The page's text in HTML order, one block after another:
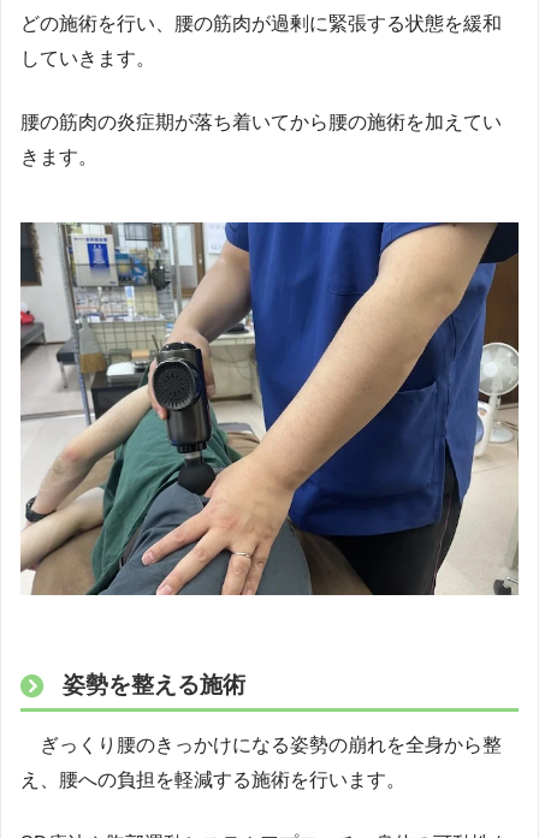
どの施術を行い、腰の筋肉が過剰に緊張する状態を緩和
していきます。
腰の筋肉の炎症期が落ち着いてから腰の施術を加えてい
きます。
姿勢を整える施術
ぎっくり腰のきっかけになる姿勢の崩れを全身から整
え、腰への負担を軽減する施術を行います。